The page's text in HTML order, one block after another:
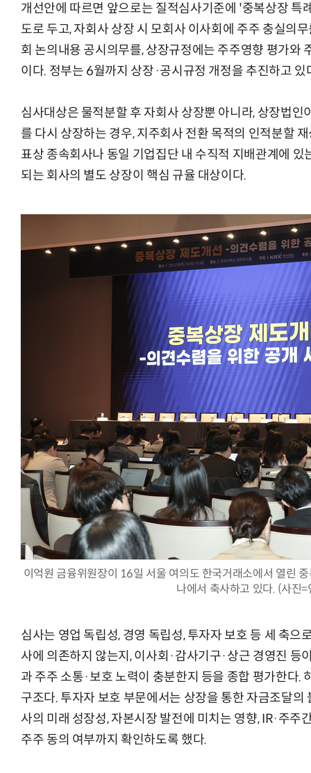
개선안에 따르면 앞으로는 질적심사기준에 '중복상장 특
도로 두고, 자회사 상장 시 모회사 이사회에 주주 충실의
회 논의내용 공시의무를, 상장규정에는 주주영향 평가와
이다. 정부는 6월까지 상장·공시규정 개정을 추진하고 있
심사대상은 물적분할 후 자회사 상장뿐 아니라, 상장법
를 다시 상장하는 경우, 지주회사 전환 목적의 인적분할
표상 종속회사나 동일 기업집단 내 수직적 지배관계에
되는 회사의 별도 상장이 핵심 규율 대상이다.
이억원 금융위원장이 16일 서울 여의도 한국거래소에서 열린
나에서 축사하고 있다. (사진
심사는 영업 독립성, 경영 독립성, 투자자 보호 등 세 축으
사에 의존하지 않는지, 이사회·감사기구·상근 경영진 등
과 주주 소통·보호 노력이 충분한지 등을 종합 평가한다.
구조다. 투자자 보호 부문에서는 상장을 통한 자금조달의
사의 미래 성장성, 자본시장 발전에 미치는 영향, IR·주주
주주 동의 여부까지 확인하도록 했다.
헬기 착륙 방해한 염소 떼…양치기 개가 길 터줬다